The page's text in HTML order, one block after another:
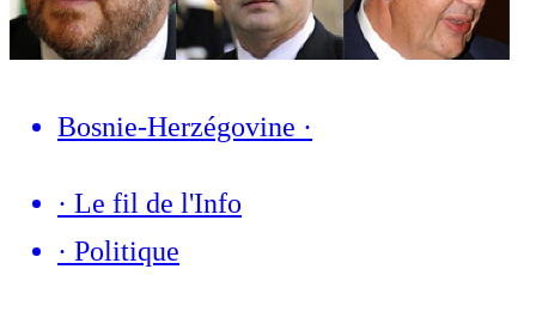
Bosnie-Herzégovine ·
· Le fil de l'Info
· Politique